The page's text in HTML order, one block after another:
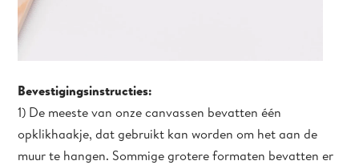
Bevestigingsinstructies:
1) De meeste van onze canvassen bevatten één
opklikhaakje, dat gebruikt kan worden om het aan de
muur te hangen. Sommige grotere formaten bevatten er